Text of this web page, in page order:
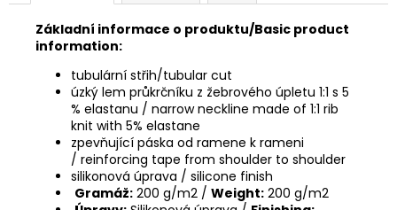
Základní informace o produktu/Basic product
information:
tubulární střih/tubular cut
úzký lem průkrčníku z žebrového úpletu 1:1 s 5
% elastanu / narrow neckline made of 1:1 rib
knit with 5% elastane
zpevňující páska od ramene k rameni
/ reinforcing tape from shoulder to shoulder
silikonová úprava / silicone finish
Gramáž: 200 g/m2 / Weight: 200 g/m2